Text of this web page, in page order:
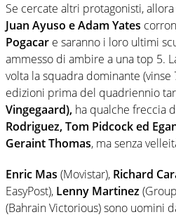
Se cercate altri protagonisti,
Juan Ayuso e Adam Yates
Pogacar e saranno i loro ultimi
ammesso di ambire a una top 5.
volta la squadra dominante
edizioni prima del quadriennio
Vingegaard), ha qualche freccia
Rodriguez, Tom Pidcock ed
Geraint Thomas, ma senza
Enric Mas (Movistar), Richard
EasyPost), Lenny Martinez
(Bahrain Victorious) sono uomini